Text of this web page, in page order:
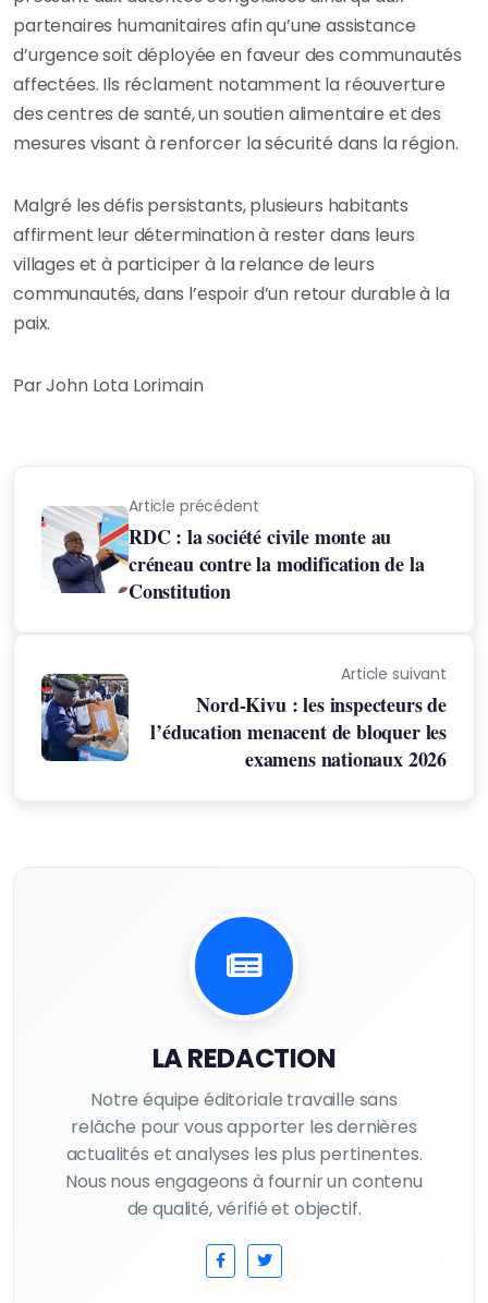
partenaires humanitaires afin qu’une assistance
d’urgence soit déployée en faveur des communautés
affectées. Ils réclament notamment la réouverture
des centres de santé, un soutien alimentaire et des
mesures visant à renforcer la sécurité dans la région.
Malgré les défis persistants, plusieurs habitants
affirment leur détermination à rester dans leurs
villages et à participer à la relance de leurs
communautés, dans l’espoir d’un retour durable à la
paix.
Par John Lota Lorimain
Article précédent
RDC : la société civile monte au
créneau contre la modification de la
Constitution
Article suivant
Nord-Kivu : les inspecteurs de
l’éducation menacent de bloquer les
examens nationaux 2026
LA REDACTION
Notre équipe éditoriale travaille sans
relâche pour vous apporter les dernières
actualités et analyses les plus pertinentes.
Nous nous engageons à fournir un contenu
de qualité, vérifié et objectif.